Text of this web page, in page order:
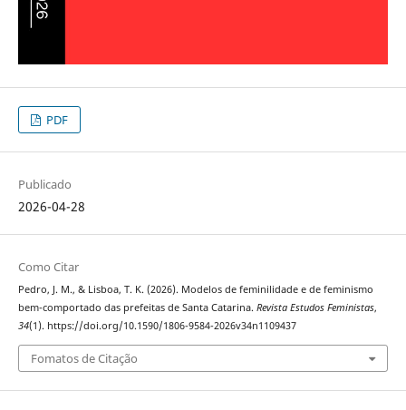
PDF
Publicado
2026-04-28
Como Citar
Pedro, J. M., & Lisboa, T. K. (2026). Modelos de feminilidade e de feminismo
bem-comportado das prefeitas de Santa Catarina. Revista Estudos Feministas,
34(1). https://doi.org/10.1590/1806-9584-2026v34n1109437
Fomatos de Citação